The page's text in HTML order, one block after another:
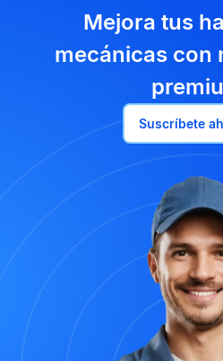
Mejora tus
mecánicas con
Suscríbete